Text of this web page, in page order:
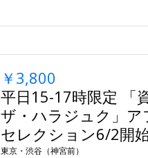
￥3,800
平日15-17時限定 「
ザ・ハラジュク」ア
セレクション6/2開
東京・渋谷（神宮前）